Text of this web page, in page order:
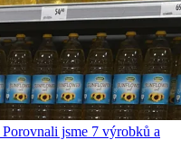
jsme 7 výrobků a